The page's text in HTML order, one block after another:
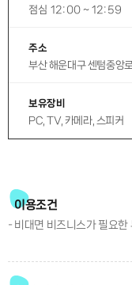
점심 12:00 ~ 12:59
주소
부산 해운대구 센텀중앙
보유장비
PC, TV, 카메라, 스피커
이용조건
- 비대면 비즈니스가 필요한